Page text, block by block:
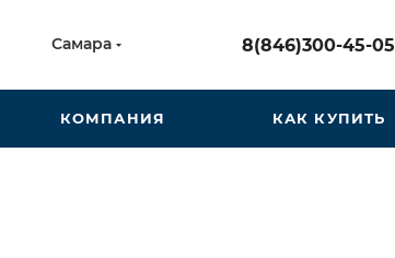
Самара 8(846)300-45-05
КОМПАНИЯ КАК КУПИТЬ